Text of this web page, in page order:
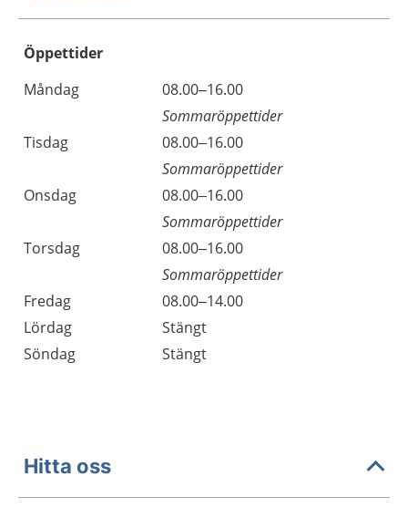
Öppettider
Dag
Öppettider
Kommentarer
Måndag
08.00–16.00
Sommaröppettider
Tisdag
08.00–16.00
Sommaröppettider
Onsdag
08.00–16.00
Sommaröppettider
Torsdag
08.00–16.00
Sommaröppettider
Fredag
08.00–14.00
Lördag
Stängt
Söndag
Stängt
Hitta oss